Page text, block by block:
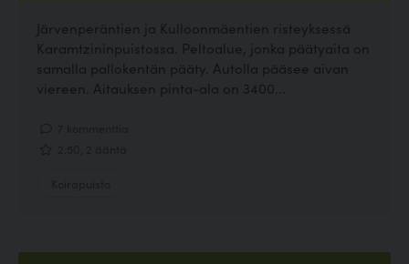
Järvenperäntien ja Kulloonmäentien risteyksessä
Karamtzininpuistossa. Peltoalue, jonka päätyaita on
samalla pallokentän pääty. Autolla pääsee aivan
viereen. Aitauksen pinta-ala on 3400...